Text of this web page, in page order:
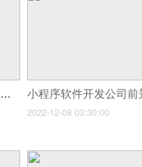
小程序软件开发公司(抖音小程序是什么抖音小程序做来有什么用)
2022-12-08 03:30:00